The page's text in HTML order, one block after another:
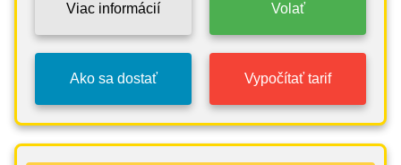
Viac informácií Volať
Ako sa dostať Vypočítať tarif